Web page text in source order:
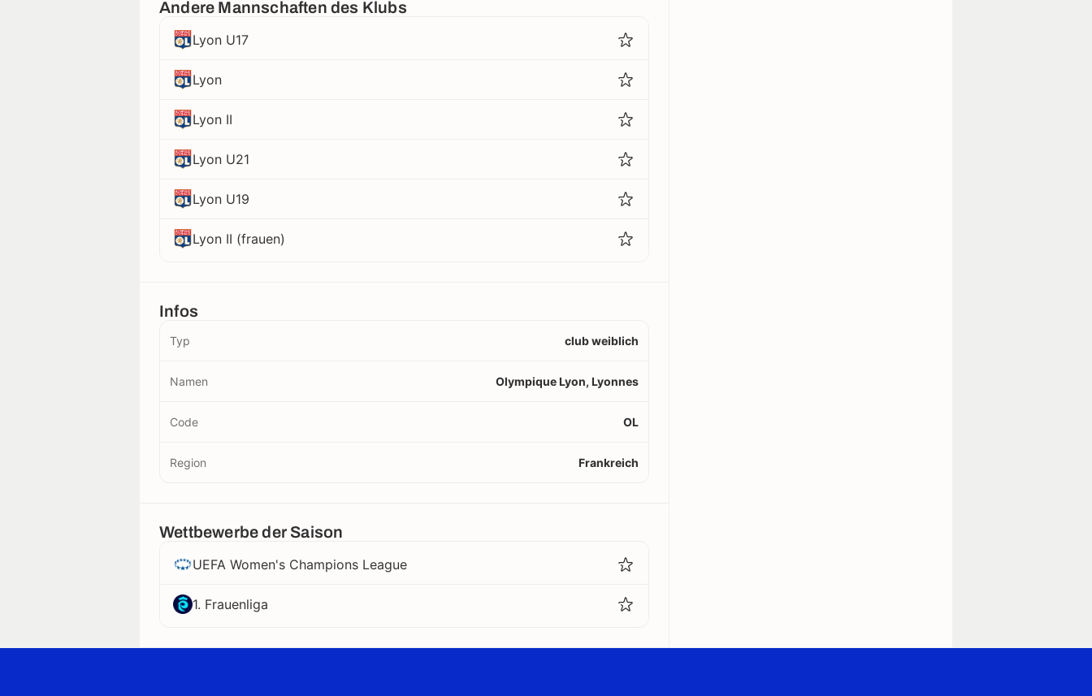
Andere Mannschaften des Klubs
Lyon U17
Lyon
Lyon II
Lyon U21
Lyon U19
Lyon II (frauen)
Infos
Typ club weiblich
Namen Olympique Lyon, Lyonnes
Code OL
Region Frankreich
Wettbewerbe der Saison
UEFA Women's Champions League
1. Frauenliga